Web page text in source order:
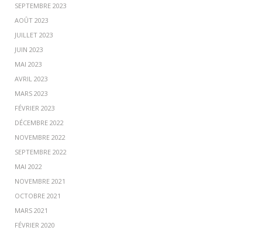
SEPTEMBRE 2023
AOÛT 2023
JUILLET 2023
JUIN 2023
MAI 2023
AVRIL 2023
MARS 2023
FÉVRIER 2023
DÉCEMBRE 2022
NOVEMBRE 2022
SEPTEMBRE 2022
MAI 2022
NOVEMBRE 2021
OCTOBRE 2021
MARS 2021
FÉVRIER 2020